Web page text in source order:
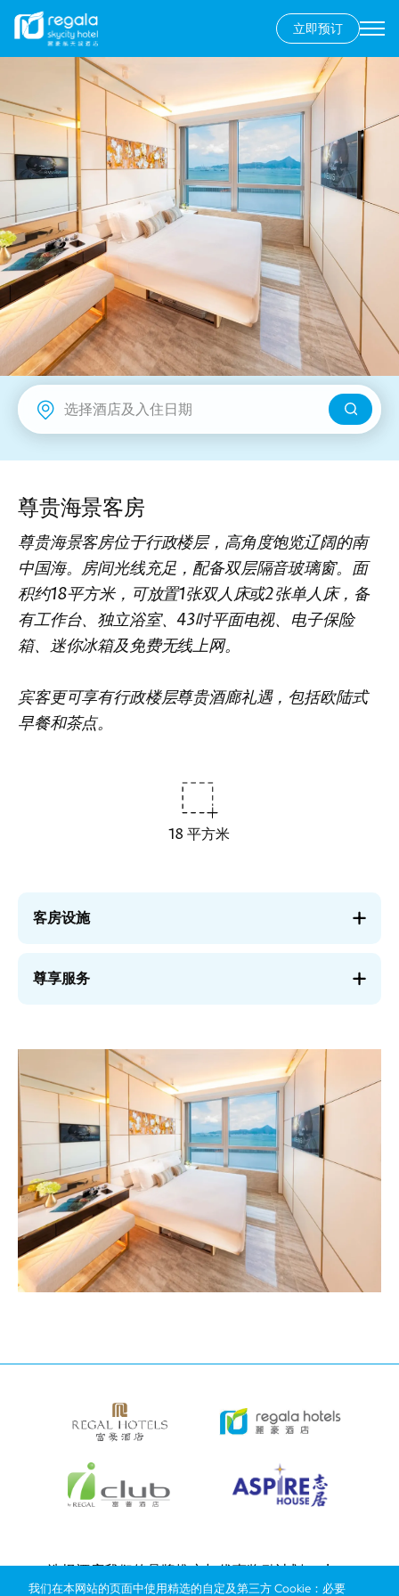
到
主
要
立即预订
Secondary
menu
香港岛
富豪香港酒店
九龙
富豪九龙酒店
新界
丽豪酒店
富豪机场酒店
尊贵海景客房
尊贵海景客房位于行政楼层，高角度饱览辽阔的南
中国海。房间光线充足，配备双层隔音玻璃窗。面
积约18平方米，可放置1张双人床或2张单人床，备
有工作台、独立浴室、43吋平面电视、电子保险
箱、迷你冰箱及免费无线上网。
宾客更可享有行政楼层尊贵酒廊礼遇，包括欧陆式
早餐和茶点。
18 平方米
客房设施
尊享服务
图
像
Bottom
选择酒店我们的品牌推广与优惠奖励计划e-shop
我们在本网站的页面中使用精选的自定及第三方 Cookie：必要